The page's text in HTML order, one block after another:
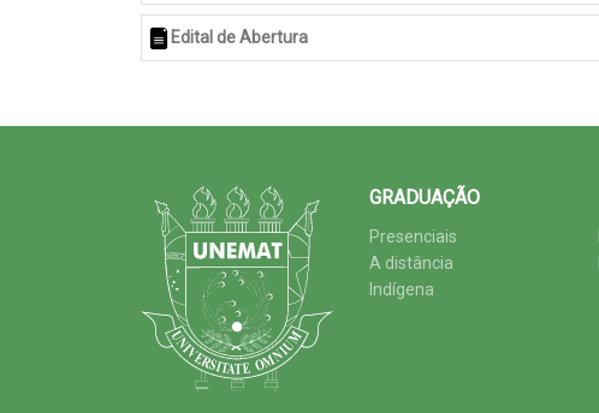
Edital de Abertura
GRADUAÇÃO
Presenciais
A distância
Indígena